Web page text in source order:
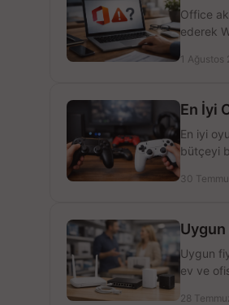
Office
ederek
1 Ağustos
En İyi
En iyi
bütçeyi
30
Uygun
Uygun
ev ve
28